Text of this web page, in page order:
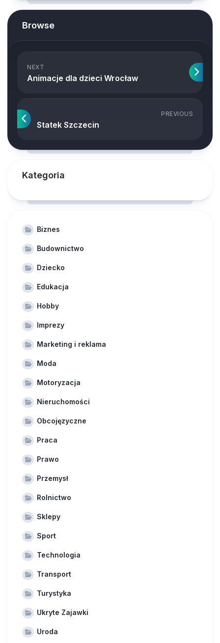
Browse
NEXT
Animacje dla dzieci Wrocław
PREVIOUS
Statek Szczecin
Kategoria
Biznes
Budownictwo
Dziecko
Edukacja
Hobby
Imprezy
Marketing i reklama
Moda
Motoryzacja
Nieruchomości
Obcojęzyczne
Praca
Prawo
Przemysł
Rolnictwo
Sklepy
Sport
Technologia
Transport
Turystyka
Ukryte Zajawki
Uroda